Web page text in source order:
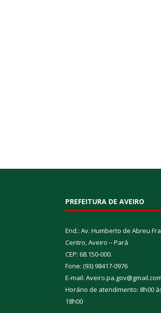
PREFEITURA DE AVEIRO
End.: Av. Humberto de Abreu
Centro, Aveiro – Pará
CEP: 68.150-000.
Fone: (93) 98417-0976
E-mail: Aveiro.pa.gov@gmail.com
Horário de atendimento: 8h00
18h00